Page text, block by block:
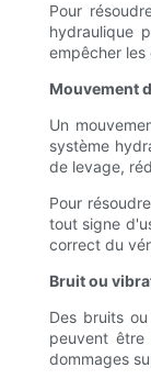
Pour
hydraulique
empêcher
Mouvement
Un
système
de levage,
Pour
tout signe
correct du
Bruit ou
Des bruits
peuvent être
dommages